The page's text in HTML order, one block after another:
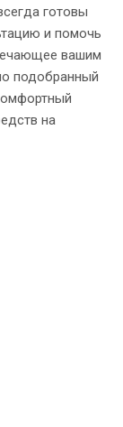
готовы
и помочь
вашим
подобранный
на